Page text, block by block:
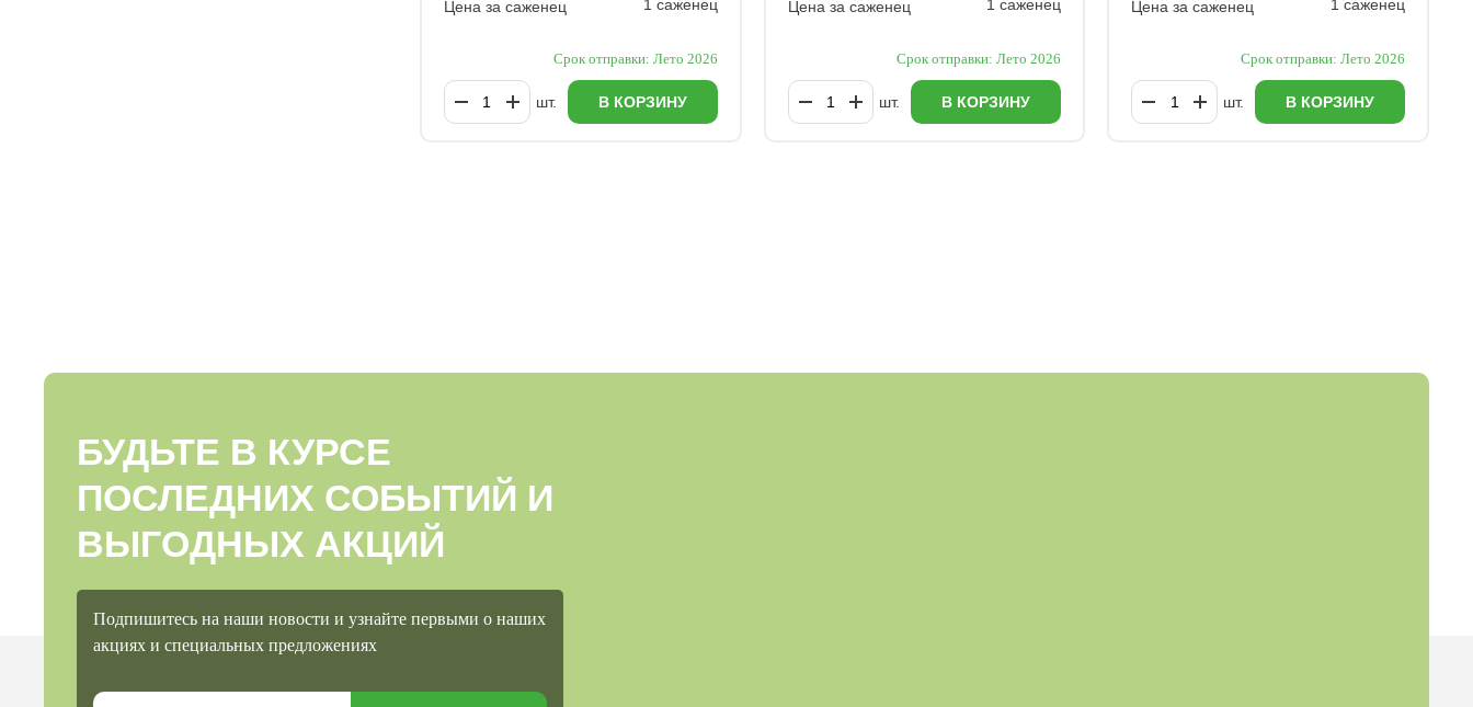
Цена за саженец
1 саженец
Срок отправки: Лето 2026
шт. В КОРЗИНУ
Цена за саженец
1 саженец
Срок отправки: Лето 2026
шт. В КОРЗИНУ
Цена за саженец
1 саженец
Срок отправки: Лето 2026
шт. В КОРЗИНУ
БУДЬТЕ В КУРСЕ
ПОСЛЕДНИХ СОБЫТИЙ И
ВЫГОДНЫХ АКЦИЙ
Подпишитесь на наши новости и узнайте первыми о наших
акциях и специальных предложениях